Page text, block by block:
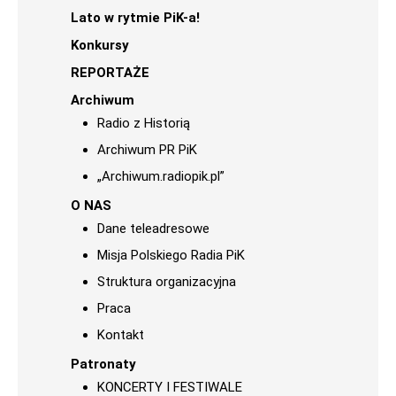
Lato w rytmie PiK-a!
Konkursy
REPORTAŻE
Archiwum
Radio z Historią
Archiwum PR PiK
„Archiwum.radiopik.pl”
O NAS
Dane teleadresowe
Misja Polskiego Radia PiK
Struktura organizacyjna
Praca
Kontakt
Patronaty
KONCERTY I FESTIWALE